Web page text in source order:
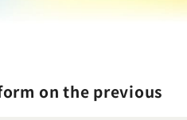
on the previous